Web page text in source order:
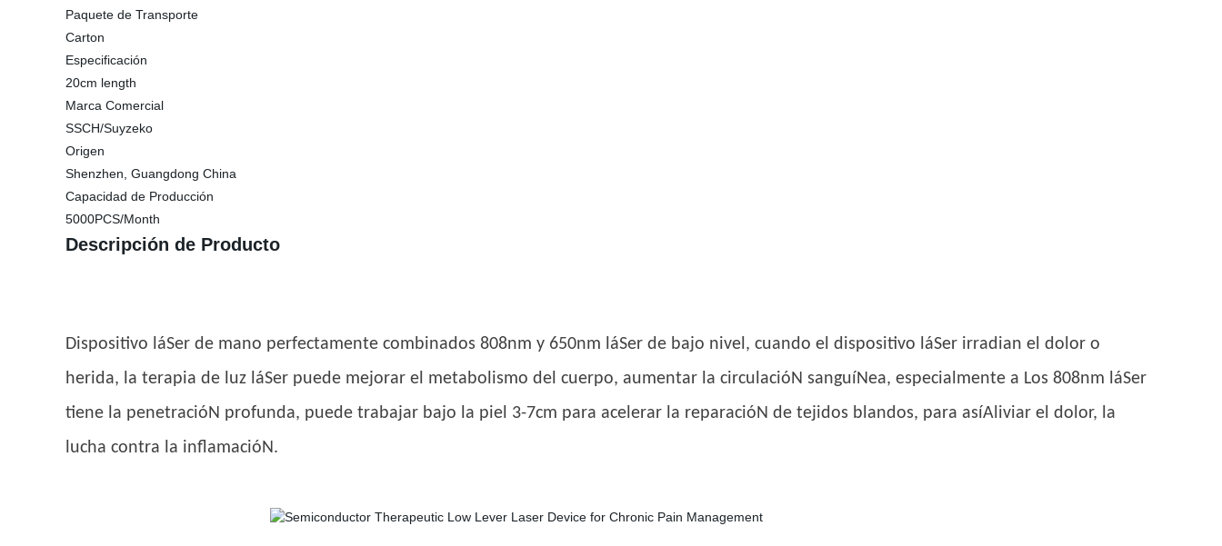
Paquete de Transporte
Carton
Especificación
20cm length
Marca Comercial
SSCH/Suyzeko
Origen
Shenzhen, Guangdong China
Capacidad de Producción
5000PCS/Month
Descripción de Producto
Dispositivo láSer de mano perfectamente combinados 808nm y 650nm láSer de bajo nivel, cuando el dispositivo láSer irradian el dolor o
herida, la terapia de luz láSer puede mejorar el metabolismo del cuerpo, aumentar la circulacióN sanguíNea, especialmente a Los 808nm láSer
tiene la penetracióN profunda, puede trabajar bajo la piel 3-7cm para acelerar la reparacióN de tejidos blandos, para asíAliviar el dolor, la
lucha contra la inflamacióN.